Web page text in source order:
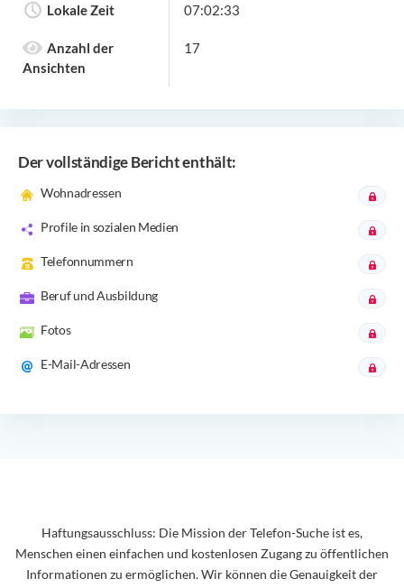
Lokale Zeit 07:02:33
Anzahl der
Ansichten
17
Der vollständige Bericht enthält:
Wohnadressen
Profile in sozialen Medien
Telefonnummern
Beruf und Ausbildung
Fotos
E-Mail-Adressen
Haftungsausschluss: Die Mission der Telefon-Suche ist es,
Menschen einen einfachen und kostenlosen Zugang zu öffentlichen
Informationen zu ermöglichen. Wir können die Genauigkeit der